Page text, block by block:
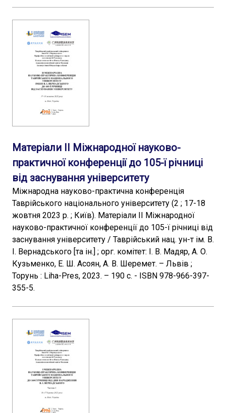
Матеріали II Міжнародної науково-
практичної конференції до 105-ї річниці
від заснування університету
Міжнародна науково-практична конференція
Таврійського національного університету (2 ; 17-18
жовтня 2023 р. ; Київ). Матеріали II Міжнародної
науково-практичної конференції до 105-ї річниці від
заснування університету / Таврійський нац. ун-т ім. В.
І. Вернадського [та ін.] ; орг. комітет: І. В. Мадяр, А. О.
Кузьменко, Е. Ш. Асоян, А. В. Шеремет. – Львів ;
Торунь : Liha-Pres, 2023. – 190 с. - ISBN 978-966-397-
355-5.